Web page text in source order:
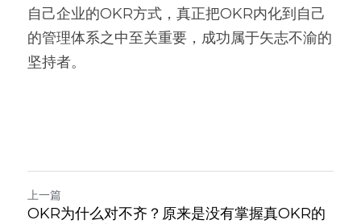
自己企业的OKR方式，真正把OKR内化到自己
的管理体系之中至关重要，成功属于矢志不渝的
坚持者。
上一篇
OKR为什么对不齐？原来是没有掌握真OKR的